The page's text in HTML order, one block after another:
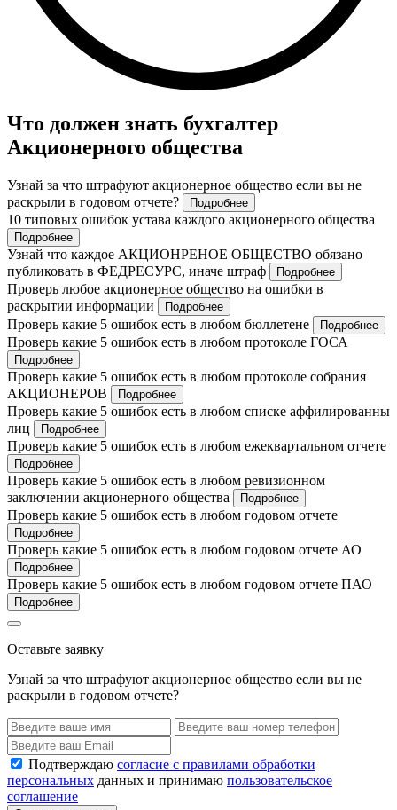
Что должен знать бухгалтер
Акционерного общества
Узнай за что штрафуют акционерное общество если вы не
раскрыли в годовом отчете?
Подробнее
10 типовых ошибок устава каждого акционерного общества
Подробнее
Узнай что каждое АКЦИОНРЕНОЕ ОБЩЕСТВО обязано
публиковать в ФЕДРЕСУРС, иначе штраф
Подробнее
Проверь любое акционерное общество на ошибки в
раскрытии информации
Подробнее
Проверь какие 5 ошибок есть в любом бюллетене Подробнее
Проверь какие 5 ошибок есть в любом протоколе ГОСА
Подробнее
Проверь какие 5 ошибок есть в любом протоколе собрания
АКЦИОНЕРОВ
Подробнее
Проверь какие 5 ошибок есть в любом списке аффилированны
лиц
Подробнее
Проверь какие 5 ошибок есть в любом ежеквартальном отчете
Подробнее
Проверь какие 5 ошибок есть в любом ревизионном
заключении акционерного общества
Подробнее
Проверь какие 5 ошибок есть в любом годовом отчете
Подробнее
Проверь какие 5 ошибок есть в любом годовом отчете АО
Подробнее
Проверь какие 5 ошибок есть в любом годовом отчете ПАО
Подробнее
Оставьте заявку
Узнай за что штрафуют акционерное общество если вы не
раскрыли в годовом отчете?
Подтверждаю согласие с правилами обработки
персональных данных и принимаю пользовательское
соглашение